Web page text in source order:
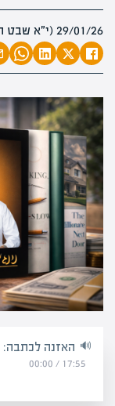
29/01/26 (י״א שבט תשפ״ו)
האזנה לכתבה:
17:55
/
00:00